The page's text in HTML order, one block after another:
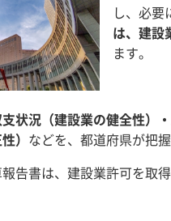
し、必要
は、建設
ます。
支状況（建設業の健全性）
） などを、都道府県が把
告書は、建設業許可を取